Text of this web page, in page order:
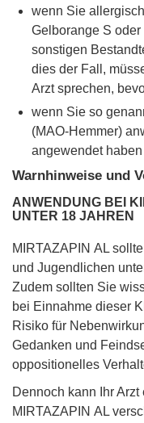
wenn Sie
Gelborange S
sonstigen
dies der Fall,
Arzt sprechen,
wenn Sie so
(MAO‑Hemmer)
angewendet
Warnhinweise und
ANWENDUNG BEI
UNTER 18 JAHREN
MIRTAZAPIN AL
und Jugendlichen
Zudem sollten Sie
bei Einnahme dieser
Risiko für
Gedanken und
oppositionelles
Dennoch kann Ihr
MIRTAZAPIN AL